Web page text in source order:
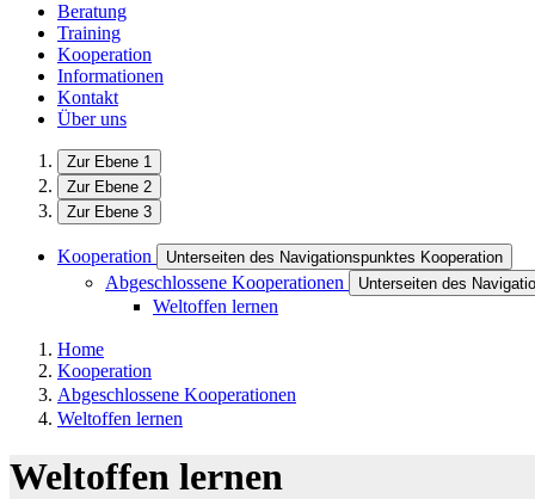
Beratung
Training
Kooperation
Informationen
Kontakt
Über uns
Zur Ebene 1
Zur Ebene 2
Zur Ebene 3
Kooperation Unterseiten des Navigationspunktes Kooperation
Abgeschlossene Kooperationen Unterseiten des
Weltoffen lernen
Home
Kooperation
Abgeschlossene Kooperationen
Weltoffen lernen
Weltoffen lernen